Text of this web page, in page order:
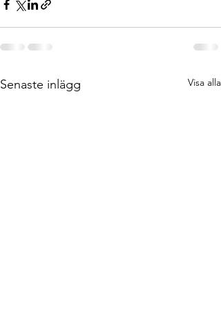
Senaste inlägg Visa alla